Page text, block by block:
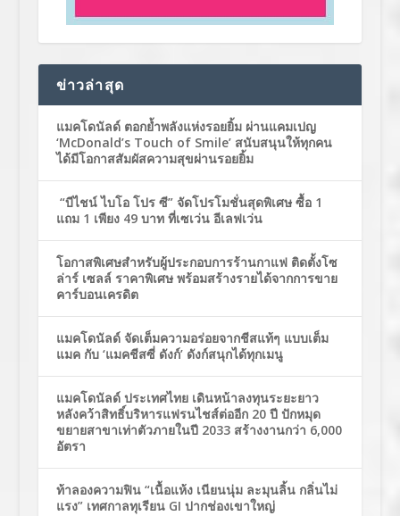
ข่าวล่าสุด
แมคโดนัลด์ ตอกย้ำพลังแห่งรอยยิ้ม ผ่านแคมเปญ
‘McDonald’s Touch of Smile’ สนับสนุนให้ทุกคน
ได้มีโอกาสสัมผัสความสุขผ่านรอยยิ้ม
“บีไชน์ ไบโอ โปร ซี” จัดโปรโมชั่นสุดพิเศษ ซื้อ 1
แถม 1 เพียง 49 บาท ที่เซเว่น อีเลฟเว่น
โอกาสพิเศษสำหรับผู้ประกอบการร้านกาแฟ ติดตั้งโซ
ล่าร์ เซลล์ ราคาพิเศษ พร้อมสร้างรายได้จากการขาย
คาร์บอนเครดิต
แมคโดนัลด์ จัดเต็มความอร่อยจากชีสแท้ๆ แบบเต็ม
แมค กับ ‘แมคชีสซี่ ดังก์’ ดังก์สนุกได้ทุกเมนู
แมคโดนัลด์ ประเทศไทย เดินหน้าลงทุนระยะยาว
หลังคว้าสิทธิ์บริหารแฟรนไชส์ต่ออีก 20 ปี ปักหมุด
ขยายสาขาเท่าตัวภายในปี 2033 สร้างงานกว่า 6,000
อัตรา
ท้าลองความฟิน “เนื้อแห้ง เนียนนุ่ม ละมุนลิ้น กลิ่นไม่
แรง” เทศกาลทุเรียน GI ปากช่องเขาใหญ่